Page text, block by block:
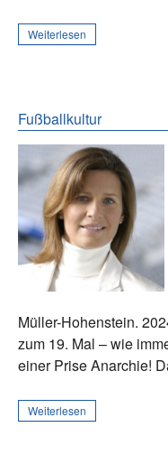
Weiterlesen
Fußballkultur
Müller-Hohenstein.
zum 19. Mal – wie
einer Prise Anarchie!
Weiterlesen